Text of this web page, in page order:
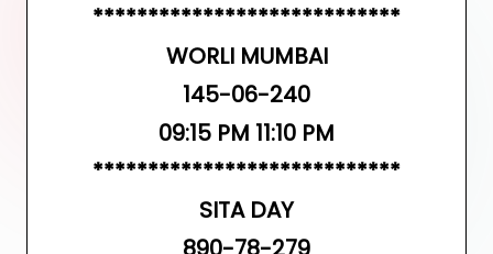
****************************
WORLI MUMBAI
145-06-240
09:15 PM 11:10 PM
****************************
SITA DAY